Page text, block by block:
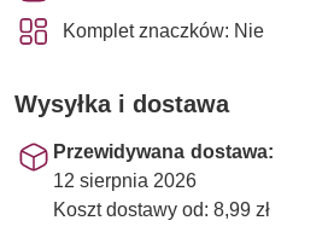
Komplet znaczków: Nie
Wysyłka i dostawa
Przewidywana dostawa:
12 sierpnia 2026
Koszt dostawy od: 8,99 zł